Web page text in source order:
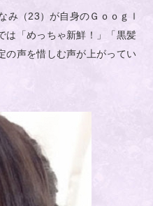
み（23）が自身のＧｏｏｇｌ
は「めっちゃ新鮮！」「黒髪
の声を惜しむ声が上がってい